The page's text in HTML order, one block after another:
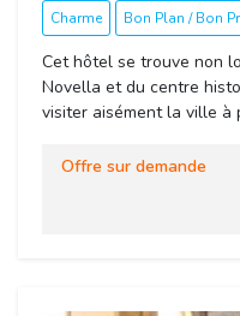
Charme Bon Plan / Bon
Cet hôtel se trouve non
Novella et du centre
visiter aisément la ville à
Offre sur demande